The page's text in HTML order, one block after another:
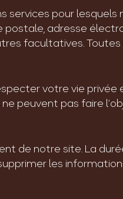
pour
adresse
facultatives.
votre vie
peuvent pas faire
de notre site. La
les